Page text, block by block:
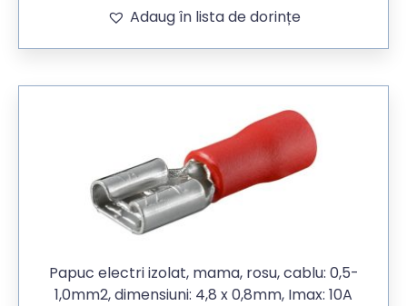
Adaug în lista de dorințe
Papuc electri izolat, mama, rosu, cablu: 0,5-
1,0mm2, dimensiuni: 4,8 x 0,8mm, Imax: 10A